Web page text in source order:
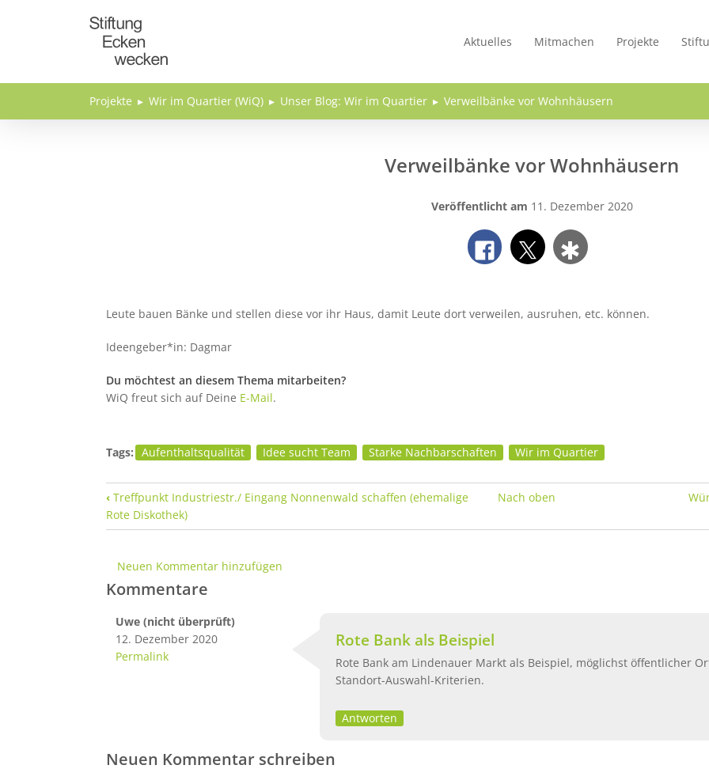
Aktuelles Mitmachen Projekte
Projekte Wir im Quartier (WiQ) Unser Blog: Wir im Quartier Verweilbänke vor Wohnhäusern
Verweilbänke vor Wohnhäusern
Veröffentlicht am 11. Dezember 2020
Leute bauen Bänke und stellen diese vor ihr Haus, damit Leute dort verweilen, ausruhen, etc. können.
Ideengeber*in: Dagmar
Du möchtest an diesem Thema mitarbeiten?
WiQ freut sich auf Deine E-Mail.
Tags: Aufenthaltsqualität Idee sucht Team Starke Nachbarschaften Wir im Quartier
Links für das Blättern im Buch Verweilbänke vor Wohnhäusern
‹Treffpunkt Industriestr./ Eingang Nonnenwald schaffen (ehemalige
Rote Diskothek)
Nach oben
Neuen Kommentar hinzufügen
Kommentare
Uwe (nicht überprüft)
12. Dezember 2020
Permalink
Rote Bank als Beispiel
Rote Bank am Lindenauer Markt als Beispiel, möglichst öffentlicher
Standort-Auswahl-Kriterien.
Antworten
Neuen Kommentar schreiben